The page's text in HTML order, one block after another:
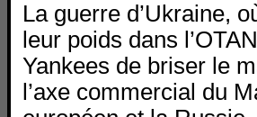
La guerre d’Ukraine,
leur poids dans
Yankees de briser le
l’axe commercial du